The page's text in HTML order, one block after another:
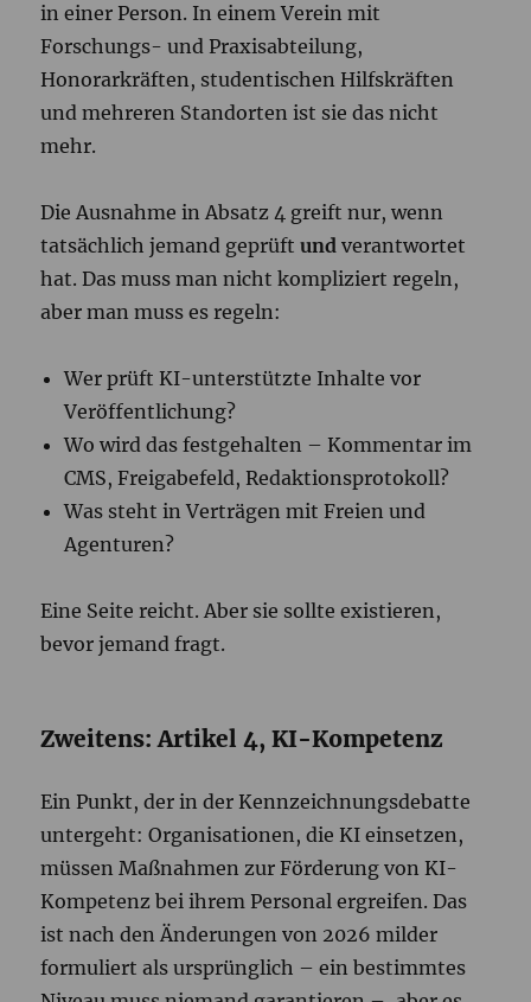
in einer Person. In einem Verein mit
Forschungs- und Praxisabteilung,
Honorarkräften, studentischen Hilfskräften
und mehreren Standorten ist sie das nicht
mehr.
Die Ausnahme in Absatz 4 greift nur, wenn
tatsächlich jemand geprüftund verantwortet
hat. Das muss man nicht kompliziert regeln,
aber man muss es regeln:
Wer prüft KI-unterstützte Inhalte vor
Veröffentlichung?
Wo wird das festgehalten – Kommentar im
CMS, Freigabefeld, Redaktionsprotokoll?
Was steht in Verträgen mit Freien und
Agenturen?
Eine Seite reicht. Aber sie sollte existieren,
bevor jemand fragt.
Zweitens: Artikel 4, KI-Kompetenz
Ein Punkt, der in der Kennzeichnungsdebatte
untergeht: Organisationen, die KI einsetzen,
müssen Maßnahmen zur Förderung von KI-
Kompetenz bei ihrem Personal ergreifen. Das
ist nach den Änderungen von 2026 milder
formuliert als ursprünglich – ein bestimmtes